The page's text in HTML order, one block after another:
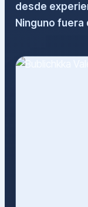
desde
Ninguno fuera